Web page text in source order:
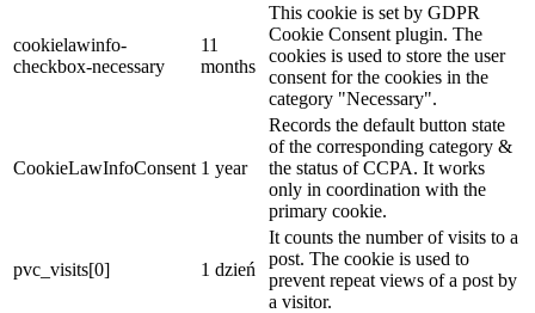
cookielawinfo-
checkbox-necessary
11
months
This cookie is set by GDPR
Cookie Consent plugin. The
cookies is used to store the user
consent for the cookies in the
category "Necessary".
CookieLawInfoConsent 1 year
Records the default button state
of the corresponding category &
the status of CCPA. It works
only in coordination with the
primary cookie.
pvc_visits[0] 1 dzień
It counts the number of visits to a
post. The cookie is used to
prevent repeat views of a post by
a visitor.